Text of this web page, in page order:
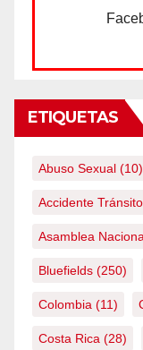
ETIQUETAS
Abuso Sexual (10)
Accidente Tránsito
Asamblea
Bluefields (250)
Colombia (11)
Costa Rica (28)